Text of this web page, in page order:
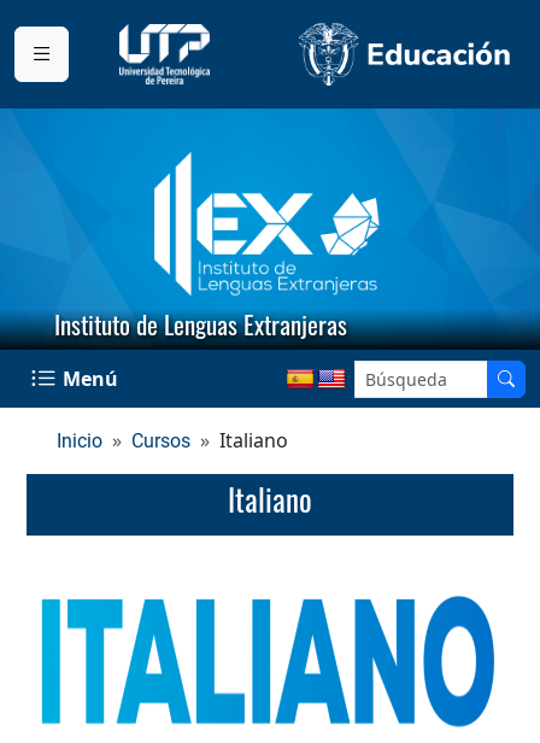
Instituto de Lenguas Extranjeras
Menú
Inicio Cursos Italiano
Italiano